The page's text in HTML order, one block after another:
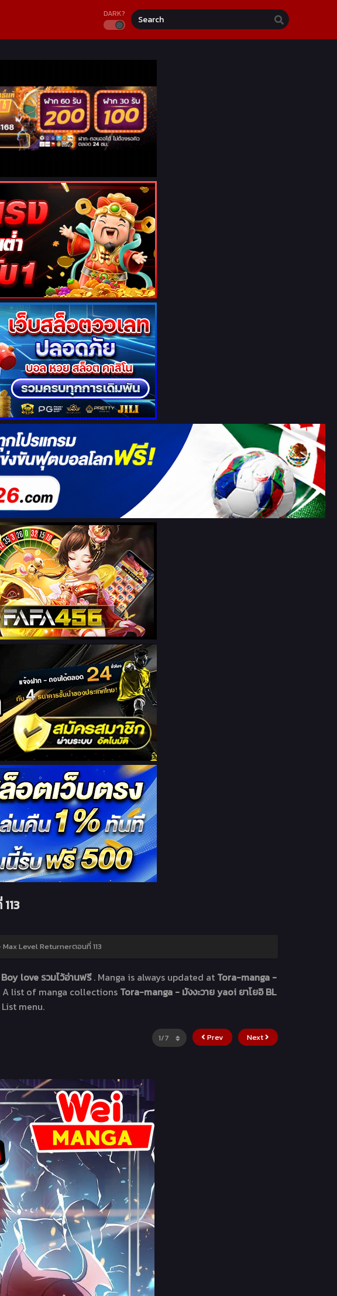
DARK?
Max Level Returnerตอนที่ 113
love รวมไว้อ่านฟรี. Manga is always updated at Tora-manga -
list of manga collections Tora-manga - มังงะวาย yaoi ยาโยอิ BL
menu.
Prev Next